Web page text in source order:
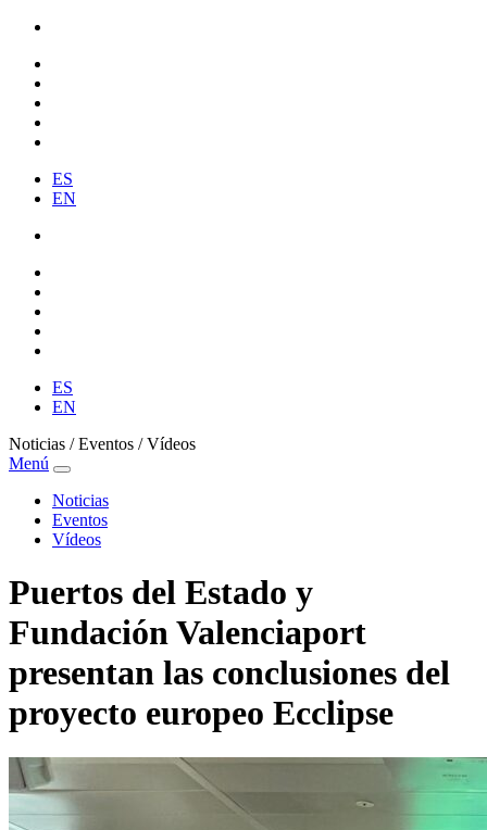
ES
EN
ES
EN
Noticias / Eventos / Vídeos
Menú
Noticias
Eventos
Vídeos
Puertos del Estado y
Fundación Valenciaport
presentan las conclusiones del
proyecto europeo Ecclipse